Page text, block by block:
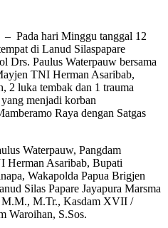
– Pada hari Minggu tanggal 12
di Lanud Silaspapare
Drs. Paulus Waterpauw bersama
TNI Herman Asaribab,
2 luka tembak dan 1 trauma
menjadi korban
Raya dengan Satgas
Waterpauw, Pangdam
Asaribab, Bupati
Wakapolda Papua Brigjen
Silas Papare Jayapura Marsma
M.Tr., Kasdam XVII /
Waroihan, S.Sos.